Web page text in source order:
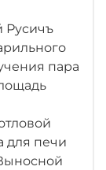
Русичъ
пара
для печи